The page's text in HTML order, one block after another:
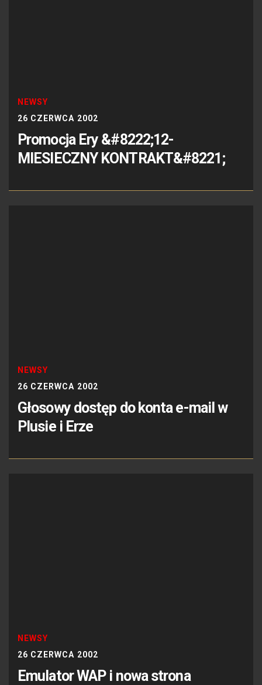
NEWSY
26 CZERWCA 2002
Promocja Ery &#8222;12-
MIESIECZNY KONTRAKT&#8221;
NEWSY
26 CZERWCA 2002
Głosowy dostęp do konta e-mail w
Plusie i Erze
NEWSY
26 CZERWCA 2002
Emulator WAP i nowa strona